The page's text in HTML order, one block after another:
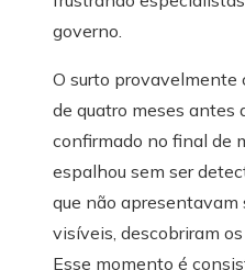
governo.
O surto provavelmente
de quatro meses antes
confirmado no final de
espalhou sem ser
que não apresentavam
visíveis, descobriram
Esse momento é